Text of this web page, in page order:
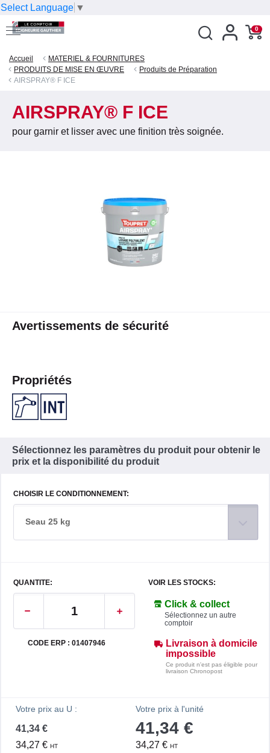
Select Language ▼
0
Accueil
MATERIEL & FOURNITURES
PRODUITS DE MISE EN ŒUVRE
Produits de Préparation
AIRSPRAY® F ICE
AIRSPRAY® F ICE
pour garnir et lisser avec une finition très soignée.
Avertissements de sécurité
Propriétés
Sélectionnez les paramètres du produit pour obtenir le
prix et la disponibilité du produit
CHOISIR LE CONDITIONNEMENT:
Seau 25 kg
QUANTITE:
CODE ERP : 01407946
VOIR LES STOCKS:
Click & collect
Sélectionnez un autre
comptoir
Livraison à domicile
impossible
Ce produit n'est pas éligible pour
livraison Chronopost
Votre prix au U :
41,34 €
34,27 € HT
Votre prix à l'unité
41,34 €
34,27 € HT